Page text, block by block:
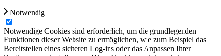
Notwendig
Notwendige Cookies sind erforderlich, um die grundlegenden
Funktionen dieser Website zu ermöglichen, wie zum Beispiel das
Bereitstellen eines sicheren Log-ins oder das Anpassen Ihrer